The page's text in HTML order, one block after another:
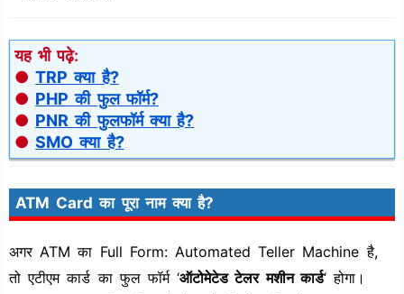
यह भी पढ़े:
●TRP क्या है?
● PHP की फुल फॉर्म?
● PNR की फुलफॉर्म क्या है?
●SMO क्या है?
ATM Card का पूरा नाम क्या है?
अगर ATM का Full Form: Automated Teller Machine है,
तो एटीएम कार्ड का फुल फॉर्म ‘ऑटोमेटेड टेलर मशीन कार्ड‘ होगा।